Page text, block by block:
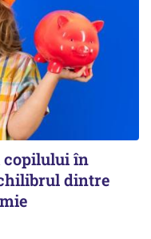
copilului în
dintre